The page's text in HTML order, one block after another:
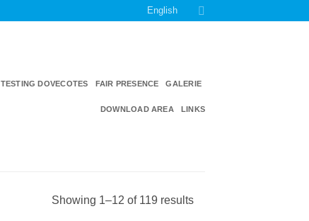
English
TESTING DOVECOTES FAIR PRESENCE GALERIE
DOWNLOAD AREA LINKS
Showing 1–12 of 119 results